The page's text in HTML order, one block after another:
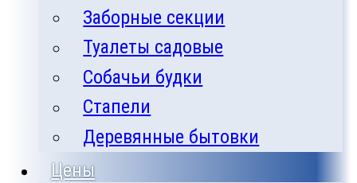
Заборные секции
Туалеты садовые
Собачьи будки
Стапели
Деревянные бытовки
Цены